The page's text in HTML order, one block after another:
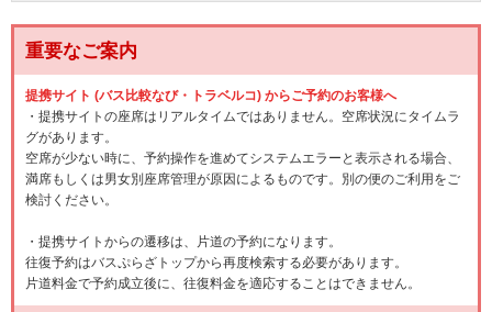
重要なご案内
提携サイト (バス比較なび・トラベルコ) からご予約のお客様へ
・提携サイトの座席はリアルタイムではありません。空席状況にタイムラ
グがあります。
空席が少ない時に、予約操作を進めてシステムエラーと表示される場合、
満席もしくは男女別座席管理が原因によるものです。別の便のご利用をご
検討ください。
・提携サイトからの遷移は、片道の予約になります。
往復予約はバスぷらざトップから再度検索する必要があります。
片道料金で予約成立後に、往復料金を適応することはできません。